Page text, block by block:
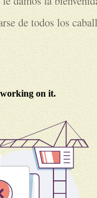
de todos los